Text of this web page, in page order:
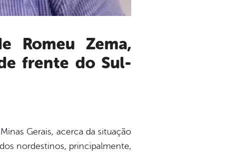
frente do Sul-
Gerais, acerca da situação
nordestinos, principalmente,